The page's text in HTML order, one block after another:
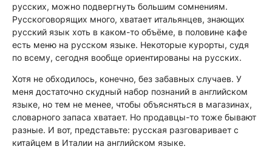
русских, можно подвергнуть большим сомнениям.
Русскоговорящих много, хватает итальянцев, знающих
русский язык хоть в каком-то объёме, в половине кафе
есть меню на русском языке. Некоторые курорты, судя
по всему, сегодня вообще ориентированы на русских.
Хотя не обходилось, конечно, без забавных случаев. У
меня достаточно скудный набор познаний в английском
языке, но тем не менее, чтобы объясняться в магазинах,
словарного запаса хватает. Но продавцы-то тоже бывают
разные. И вот, представьте: русская разговаривает с
китайцем в Италии на английском языке.